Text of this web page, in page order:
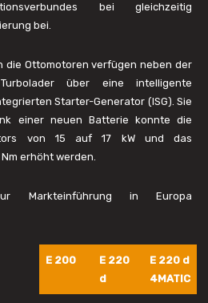
bei gleichzeitig
bei.
die Ottomotoren verfügen neben der
über eine intelligente
Starter-Generator (ISG). Sie
einer neuen Batterie konnte die
von 15 auf 17 kW und das
erhöht werden.
Markteinführung in Europa
E 200
E 220
d
E 220 d
4MATIC